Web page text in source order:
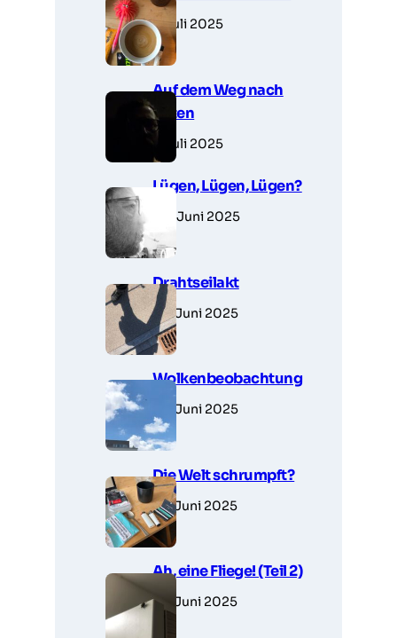
1. Juli 2025
Auf dem Weg nach
unten
1. Juli 2025
Lügen, Lügen, Lügen?
30. Juni 2025
Drahtseilakt
28. Juni 2025
Wolkenbeobachtung
28. Juni 2025
Die Welt schrumpft?
27. Juni 2025
Ah, eine Fliege! (Teil 2)
27. Juni 2025